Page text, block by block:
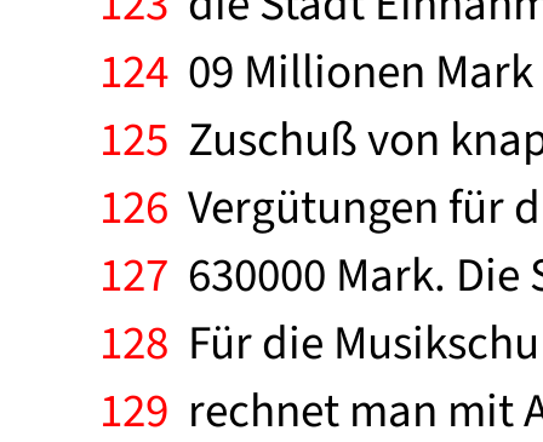
124 09 Millionen
125 Zuschuß von
126 Vergütungen für
127 630000 Mark.
128 Für die
129 rechnet man mit